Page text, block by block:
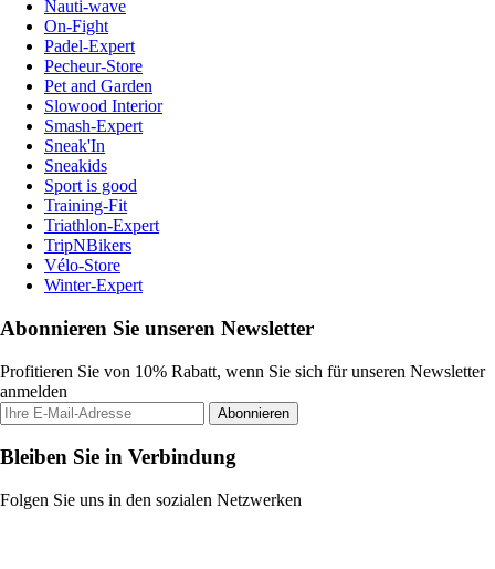
Nauti-wave
On-Fight
Padel-Expert
Pecheur-Store
Pet and Garden
Slowood Interior
Smash-Expert
Sneak'In
Sneakids
Sport is good
Training-Fit
Triathlon-Expert
TripNBikers
Vélo-Store
Winter-Expert
Abonnieren Sie unseren Newsletter
Profitieren Sie von 10% Rabatt, wenn Sie sich für unseren Newsletter
anmelden
Abonnieren
Bleiben Sie in Verbindung
Folgen Sie uns in den sozialen Netzwerken